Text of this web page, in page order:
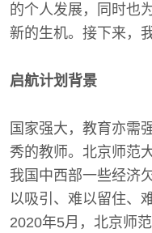
的个人发展，同时也
新的生机。接下来，
启航计划背景
国家强大，教育亦需
秀的教师。北京师范
我国中西部一些经济
以吸引、难以留住、
2020年5月，北京师